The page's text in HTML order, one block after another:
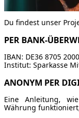
Du findest unser
PER BANK-
IBAN: DE36 8705
Institut: Sparkasse
ANONYM PER
Eine Anleitung,
Währung